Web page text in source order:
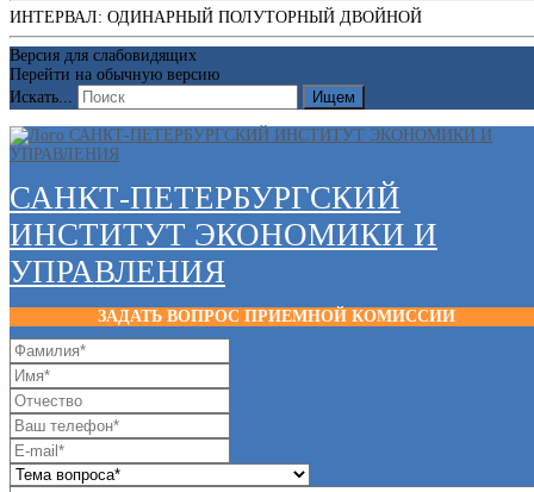
ИНТЕРВАЛ: ОДИНАРНЫЙ ПОЛУТОРНЫЙ ДВОЙНОЙ
Версия для слабовидящих
Перейти на обычную версию
Искать...
Ищем
САНКТ-ПЕТЕРБУРГСКИЙ
ИНСТИТУТ ЭКОНОМИКИ И
УПРАВЛЕНИЯ
ЗАДАТЬ ВОПРОС ПРИЕМНОЙ КОМИССИИ